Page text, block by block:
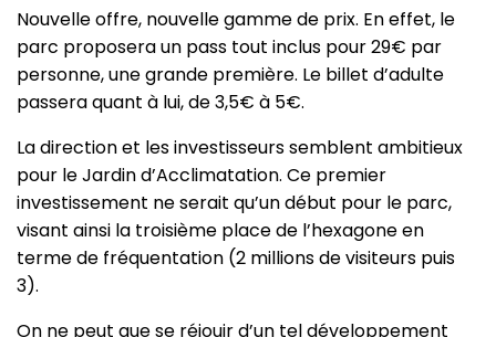
Nouvelle offre, nouvelle gamme de prix. En effet, le
parc proposera un pass tout inclus pour 29€ par
personne, une grande première. Le billet d’adulte
passera quant à lui, de 3,5€ à 5€.
La direction et les investisseurs semblent ambitieux
pour le Jardin d’Acclimatation. Ce premier
investissement ne serait qu’un début pour le parc,
visant ainsi la troisième place de l’hexagone en
terme de fréquentation (2 millions de visiteurs puis
3).
On ne peut que se réjouir d’un tel développement